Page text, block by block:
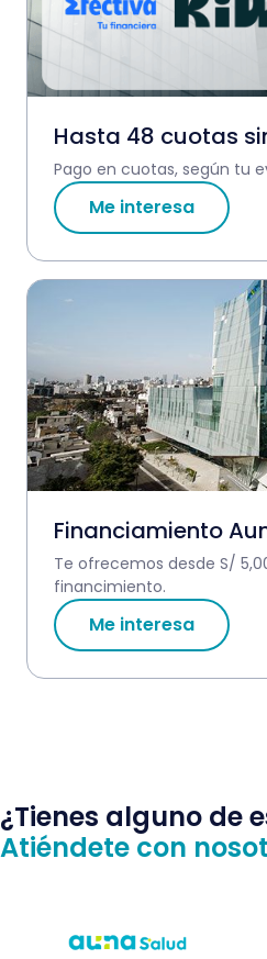
Hasta 48 cuotas
Pago en cuotas, según tu
Me interesa
Financiamiento
Te ofrecemos desde S/
financimiento.
Me interesa
¿Tienes alguno de
Atiéndete con